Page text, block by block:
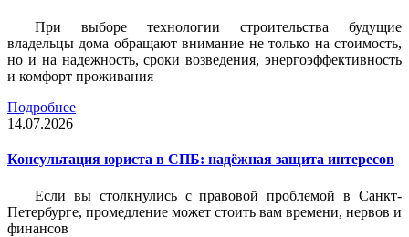
При выборе технологии строительства будущие
владельцы дома обращают внимание не только на стоимость,
но и на надежность, сроки возведения, энергоэффективность
и комфорт проживания
Подробнее
14.07.2026
Консультация юриста в СПБ: надёжная защита интересов
Если вы столкнулись с правовой проблемой в Санкт-
Петербурге, промедление может стоить вам времени, нервов и
финансов